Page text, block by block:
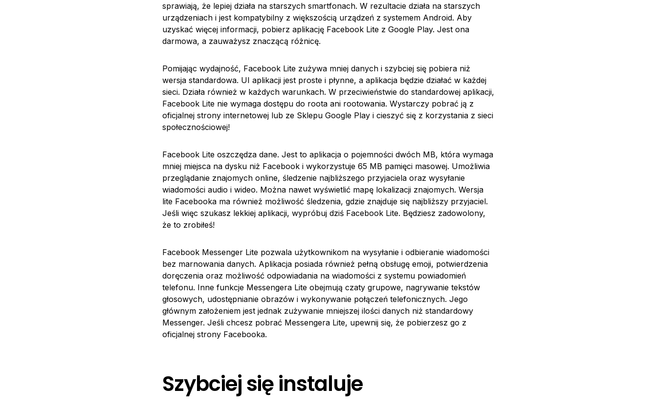
sprawiają, że lepiej działa na starszych smartfonach. W rezultacie działa na starszych
urządzeniach i jest kompatybilny z większością urządzeń z systemem Android. Aby
uzyskać więcej informacji, pobierz aplikację Facebook Lite z Google Play. Jest ona
darmowa, a zauważysz znaczącą różnicę.
Pomijając wydajność, Facebook Lite zużywa mniej danych i szybciej się pobiera niż
wersja standardowa. UI aplikacji jest proste i płynne, a aplikacja będzie działać w każdej
sieci. Działa również w każdych warunkach. W przeciwieństwie do standardowej aplikacji,
Facebook Lite nie wymaga dostępu do roota ani rootowania. Wystarczy pobrać ją z
oficjalnej strony internetowej lub ze Sklepu Google Play i cieszyć się z korzystania z sieci
społecznościowej!
Facebook Lite oszczędza dane. Jest to aplikacja o pojemności dwóch MB, która wymaga
mniej miejsca na dysku niż Facebook i wykorzystuje 65 MB pamięci masowej. Umożliwia
przeglądanie znajomych online, śledzenie najbliższego przyjaciela oraz wysyłanie
wiadomości audio i wideo. Można nawet wyświetlić mapę lokalizacji znajomych. Wersja
lite Facebooka ma również możliwość śledzenia, gdzie znajduje się najbliższy przyjaciel.
Jeśli więc szukasz lekkiej aplikacji, wypróbuj dziś Facebook Lite. Będziesz zadowolony,
że to zrobiłeś!
Facebook Messenger Lite pozwala użytkownikom na wysyłanie i odbieranie wiadomości
bez marnowania danych. Aplikacja posiada również pełną obsługę emoji, potwierdzenia
doręczenia oraz możliwość odpowiadania na wiadomości z systemu powiadomień
telefonu. Inne funkcje Messengera Lite obejmują czaty grupowe, nagrywanie tekstów
głosowych, udostępnianie obrazów i wykonywanie połączeń telefonicznych. Jego
głównym założeniem jest jednak zużywanie mniejszej ilości danych niż standardowy
Messenger. Jeśli chcesz pobrać Messengera Lite, upewnij się, że pobierzesz go z
oficjalnej strony Facebooka.
Szybciej się instaluje